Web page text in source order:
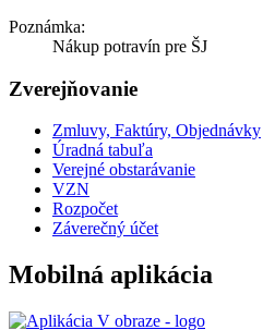
Poznámka:
Nákup potravín pre ŠJ
Zverejňovanie
Zmluvy, Faktúry, Objednávky
Úradná tabuľa
Verejné obstarávanie
VZN
Rozpočet
Záverečný účet
Mobilná aplikácia